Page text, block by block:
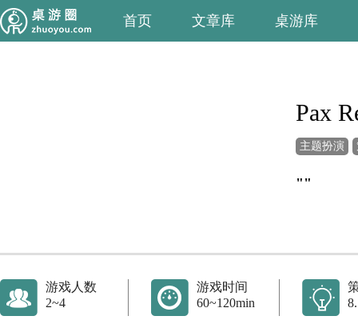
首页 文章库 桌游库
Pax
主题扮演
""
游戏人数
2~4
游戏时间
60~120min